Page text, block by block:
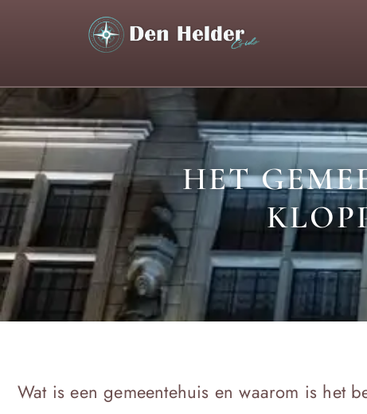
HET
Wat is een gemeentehuis en waarom is het